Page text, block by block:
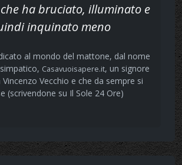
ha bruciato, illuminato e
inquinato meno
al mondo del mattone, dal nome
Casavuoisapere.it, un signore
Vecchio e che da sempre si
(scrivendone su Il Sole 24 Ore)